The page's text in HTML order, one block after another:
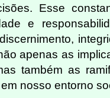
Esse
e
apenas as
também as
nosso entorno